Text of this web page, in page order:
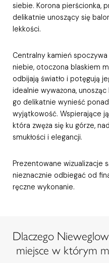
siebie. Korona pierścionka,
delikatnie unoszący się
lekkości.
Centralny kamień
niebie, otoczona blaskiem
odbijają światło i potęgują
idealnie wyważona, unosząc
go delikatnie wynieść
wyjątkowość. Wspierające ją
która zwęża się ku górze,
smukłości i elegancji.
Prezentowane wizualizacje
nieznacznie odbiegać od
ręczne wykonanie.
Dlaczego
miejsce w którym